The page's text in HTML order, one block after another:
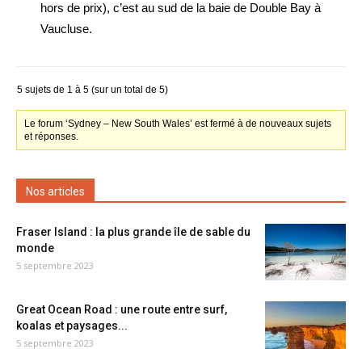
hors de prix), c’est au sud de la baie de Double Bay à
Vaucluse.
5 sujets de 1 à 5 (sur un total de 5)
Le forum ‘Sydney – New South Wales’ est fermé à de nouveaux sujets
et réponses.
Nos articles
Fraser Island : la plus grande île de sable du
monde
5 septembre 2023
Great Ocean Road : une route entre surf,
koalas et paysages...
5 septembre 2023